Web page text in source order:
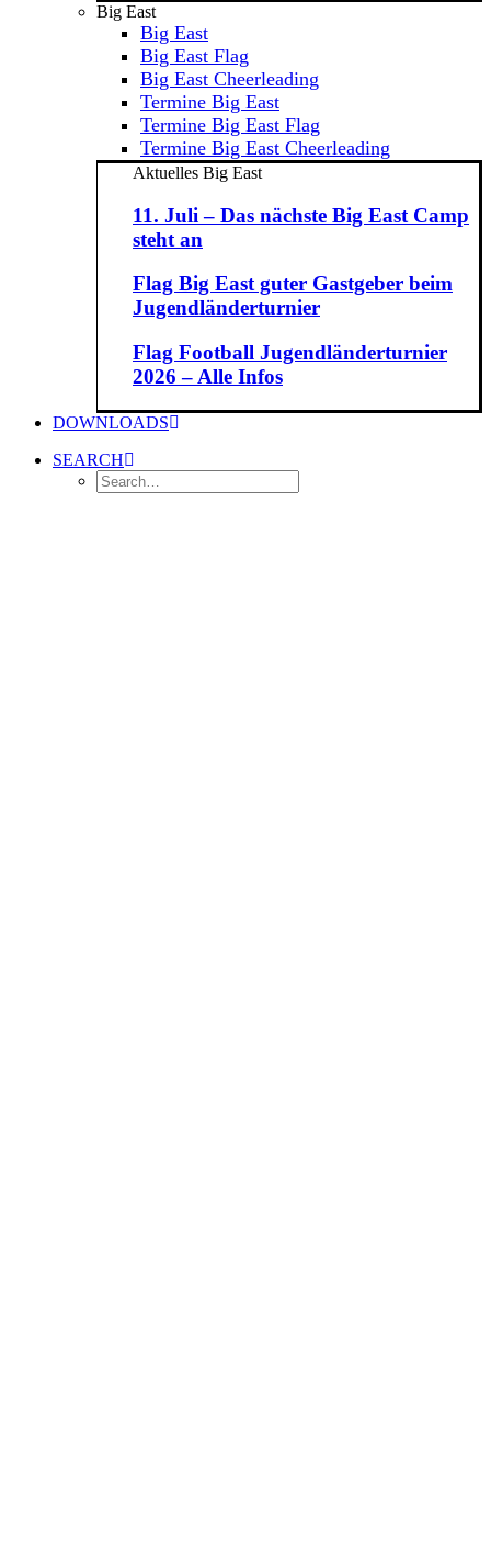
Big East
Big East
Big East Flag
Big East Cheerleading
Termine Big East
Termine Big East Flag
Termine Big East Cheerleading
Aktuelles Big East
11. Juli – Das nächste Big East Camp
steht an
Flag Big East guter Gastgeber beim
Jugendländerturnier
Flag Football Jugendländerturnier
2026 – Alle Infos
DOWNLOADS
SEARCH